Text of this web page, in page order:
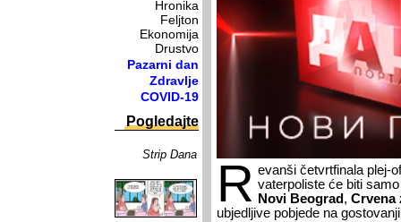
Hronika
Feljton
Ekonomija
Drustvo
Pazarni dan
Zdravlje
COVID-19
Pogledajte
Strip Dana
R evanši četvrtfinala plej-
vaterpoliste će biti
Novi Beograd ,Crvena
ubjedljive pobjede na